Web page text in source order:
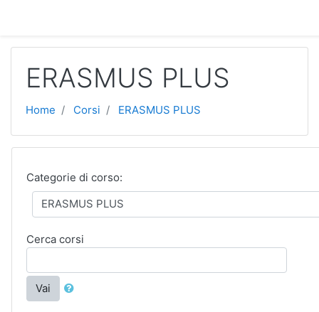
ERASMUS PLUS
Home Corsi ERASMUS PLUS
Categorie di corso:
Cerca corsi
Vai